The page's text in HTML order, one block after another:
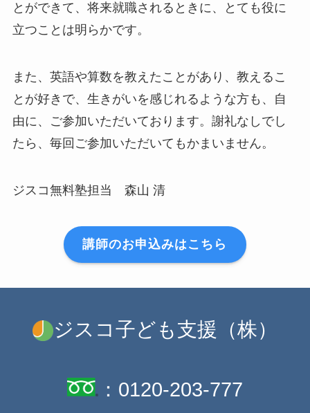
とができて、将来就職されるときに、とても役に
立つことは明らかです。
また、英語や算数を教えたことがあり、教えるこ
とが好きで、生きがいを感じれるような方も、自
由に、ご参加いただいております。謝礼なしでし
たら、毎回ご参加いただいてもかまいません。
ジスコ無料塾担当 森山 清
講師のお申込みはこちら
ジスコ子ども支援（株）
： 0120-203-777